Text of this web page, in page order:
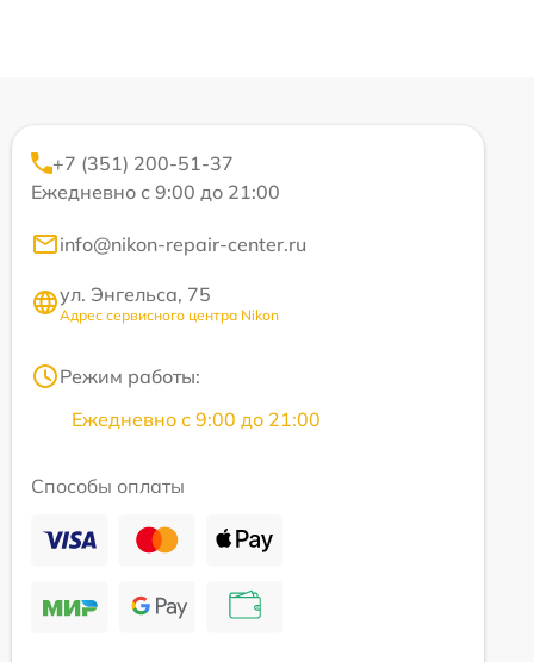
+7 (351) 200-51-37
Ежедневно с 9:00 до 21:00
info@nikon-repair-center.ru
ул. Энгельса, 75
Адрес сервисного центра Nikon
Режим работы:
Ежедневно с 9:00 до 21:00
Способы оплаты